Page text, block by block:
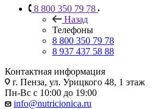
8 800 350 79 78
Назад
Телефоны
8 800 350 79 78
8 937 437 58 88
Контактная информация
г. Пенза, ул. Урицкого 48, 1 этаж
Пн-Вс с 10:00 до 19:00
info@nutricionica.ru